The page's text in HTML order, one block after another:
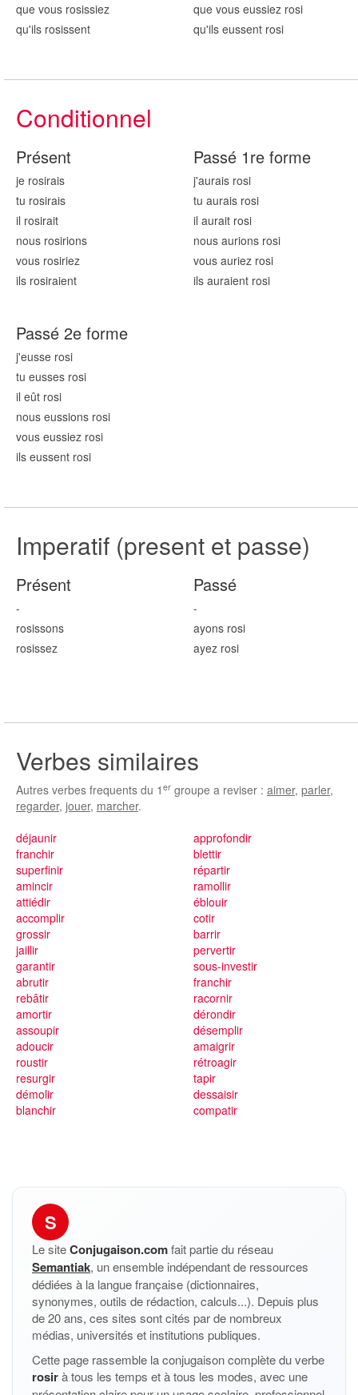
que vous rosissiez
qu'ils rosissent
que vous eussiez rosi
qu'ils eussent rosi
Conditionnel
Présent
je rosirais
tu rosirais
il rosirait
nous rosirions
vous rosiriez
ils rosiraient
Passé 1re forme
j'aurais rosi
tu aurais rosi
il aurait rosi
nous aurions rosi
vous auriez rosi
ils auraient rosi
Passé 2e forme
j'eusse rosi
tu eusses rosi
il eût rosi
nous eussions rosi
vous eussiez rosi
ils eussent rosi
Imperatif (present et passe)
Présent
-
rosissons
rosissez
Passé
-
ayons rosi
ayez rosi
Verbes similaires
Autres verbes frequents du 1 er groupe a reviser : aimer, parler,
regarder, jouer, marcher.
déjaunir
franchir
superfinir
amincir
attiédir
accomplir
grossir
jaillir
garantir
approfondir
blettir
répartir
ramollir
éblouir
cotir
barrir
pervertir
sous-investir
abrutir
rebâtir
amortir
assoupir
adoucir
roustir
resurgir
démolir
blanchir
franchir
racornir
dérondir
désemplir
amaigrir
rétroagir
tapir
dessaisir
compatir
S
Le siteConjugaison.comfait partie du réseau
Semantiak, un ensemble indépendant de ressources
dédiées à la langue française (dictionnaires,
synonymes, outils de rédaction, calculs...). Depuis plus
de 20 ans, ces sites sont cités par de nombreux
médias, universités et institutions publiques.
Cette page rassemble la conjugaison complète du verbe
rosirà tous les temps et à tous les modes, avec une